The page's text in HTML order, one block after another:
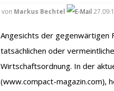
von Markus Bechtel
Angesichts der gegenwärtigen
tatsächlichen oder
Wirtschaftsordnung. In der
(www.compact-magazin.com),